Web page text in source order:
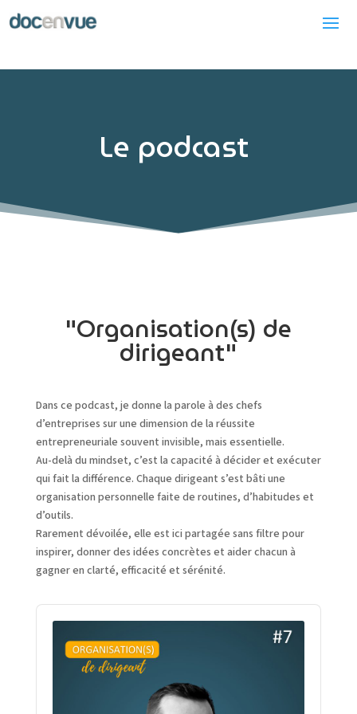
Le podcast
"Organisation(s) de
dirigeant"
Dans ce podcast, je donne la parole à des chefs
d’entreprises sur une dimension de la réussite
entrepreneuriale souvent invisible, mais essentielle.
Au-delà du mindset, c’est la capacité à décider et exécuter
qui fait la différence. Chaque dirigeant s’est bâti une
organisation personnelle faite de routines, d’habitudes et
d’outils.
Rarement dévoilée, elle est ici partagée sans filtre pour
inspirer, donner des idées concrètes et aider chacun à
gagner en clarté, efficacité et sérénité.
Audio